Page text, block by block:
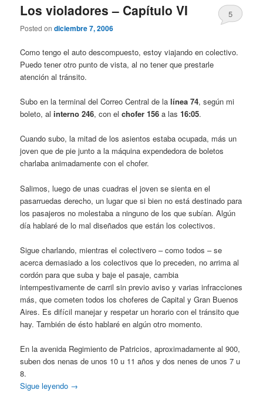
Los violadores – Capítulo VI
Posted ondiciembre 7, 2006
5
Como tengo el auto descompuesto, estoy viajando en colectivo.
Puedo tener otro punto de vista, al no tener que prestarle
atención al tránsito.
Subo en la terminal del Correo Central de lalínea 74, según mi
boleto, alinterno 246, con elchofer 156 a las16:05.
Cuando subo, la mitad de los asientos estaba ocupada, más un
joven que de pie junto a la máquina expendedora de boletos
charlaba animadamente con el chofer.
Salimos, luego de unas cuadras el joven se sienta en el
pasarruedas derecho, un lugar que si bien no está destinado para
los pasajeros no molestaba a ninguno de los que subían. Algún
día hablaré de lo mal diseñados que están los colectivos.
Sigue charlando, mientras el colectivero – como todos – se
acerca demasiado a los colectivos que lo preceden, no arrima al
cordón para que suba y baje el pasaje, cambia
intempestivamente de carril sin previo aviso y varias infracciones
más, que cometen todos los choferes de Capital y Gran Buenos
Aires. Es difícil manejar y respetar un horario con el tránsito que
hay. También de ésto hablaré en algún otro momento.
En la avenida Regimiento de Patricios, aproximadamente al 900,
suben dos nenas de unos 10 u 11 años y dos nenes de unos 7 u
8.
Sigue leyendo →